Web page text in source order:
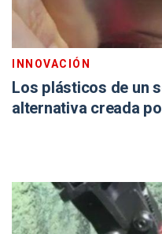
INNOVACIÓN
Los plásticos de un
alternativa creada